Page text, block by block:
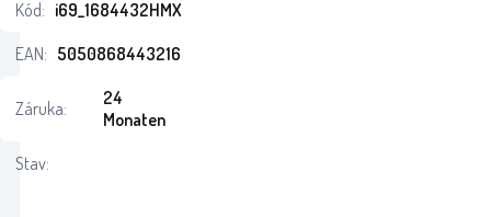
Kód: i69_1684432HMX
EAN: 5050868443216
Záruka:
24
Monaten
Stav: